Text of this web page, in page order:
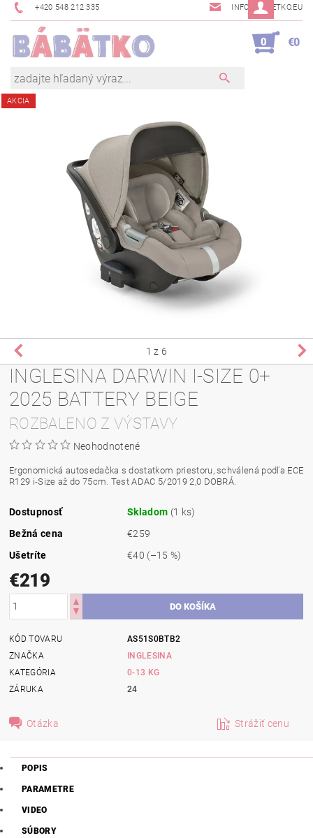
+420 548 212 335 INFO@BABETKO.EU
0 €0
AKCIA
1 z 6
INGLESINA DARWIN I-SIZE 0+
2025 BATTERY BEIGE
ROZBALENO Z VÝSTAVY
Neohodnotené
Ergonomická autosedačka s dostatkom priestoru, schválená podľa ECE
R129 i-Size až do 75cm. Test ADAC 5/2019 2,0 DOBRÁ.
Dostupnosť Skladom (1 ks)
Bežná cena
€259
Ušetríte
€40 (–15 %)
€219
KÓD TOVARU
AS51S0BTB2
ZNAČKA
INGLESINA
KATEGÓRIA
0-13 KG
ZÁRUKA
24
Otázka Strážiť cenu
POPIS
PARAMETRE
VIDEO
SÚBORY